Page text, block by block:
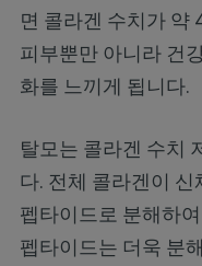
면 콜라겐 수치가 약
피부뿐만 아니라 건
화를 느끼게 됩니다.
탈모는 콜라겐 수치
다. 전체 콜라겐이
펩타이드로 분해하
펩타이드는 더욱 분